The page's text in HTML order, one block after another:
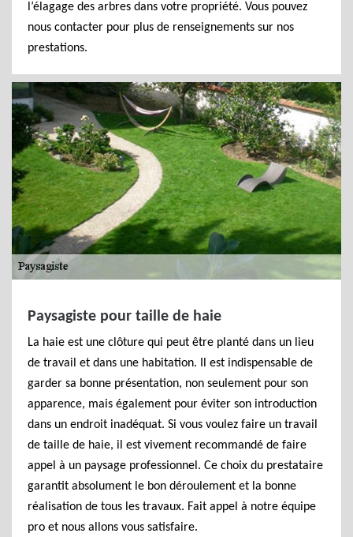
l’élagage des arbres dans votre propriété. Vous pouvez
nous contacter pour plus de renseignements sur nos
prestations.
Paysagiste pour taille de haie
La haie est une clôture qui peut être planté dans un lieu
de travail et dans une habitation. Il est indispensable de
garder sa bonne présentation, non seulement pour son
apparence, mais également pour éviter son introduction
dans un endroit inadéquat. Si vous voulez faire un travail
de taille de haie, il est vivement recommandé de faire
appel à un paysage professionnel. Ce choix du prestataire
garantit absolument le bon déroulement et la bonne
réalisation de tous les travaux. Fait appel à notre équipe
pro et nous allons vous satisfaire.